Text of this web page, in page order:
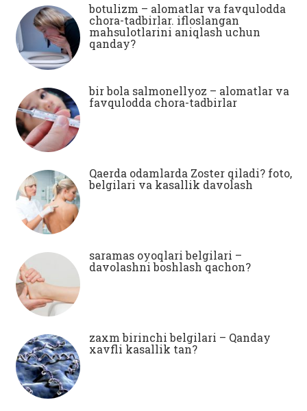
botulizm – alomatlar va favqulodda
chora-tadbirlar. ifloslangan
mahsulotlarini aniqlash uchun
qanday?
bir bola salmonellyoz – alomatlar va
favqulodda chora-tadbirlar
Qaerda odamlarda Zoster qiladi? foto,
belgilari va kasallik davolash
saramas oyoqlari belgilari –
davolashni boshlash qachon?
zaxm birinchi belgilari – Qanday
xavfli kasallik tan?